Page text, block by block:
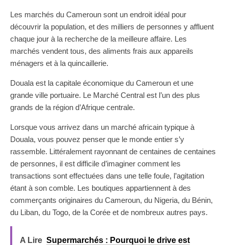
Les marchés du Cameroun sont un endroit idéal pour
découvrir la population, et des milliers de personnes y affluent
chaque jour à la recherche de la meilleure affaire. Les
marchés vendent tous, des aliments frais aux appareils
ménagers et à la quincaillerie.
Douala est la capitale économique du Cameroun et une
grande ville portuaire. Le Marché Central est l’un des plus
grands de la région d’Afrique centrale.
Lorsque vous arrivez dans un marché africain typique à
Douala, vous pouvez penser que le monde entier s’y
rassemble. Littéralement rayonnant de centaines de centaines
de personnes, il est difficile d’imaginer comment les
transactions sont effectuées dans une telle foule, l’agitation
étant à son comble. Les boutiques appartiennent à des
commerçants originaires du Cameroun, du Nigeria, du Bénin,
du Liban, du Togo, de la Corée et de nombreux autres pays.
A Lire Supermarchés : Pourquoi le drive est